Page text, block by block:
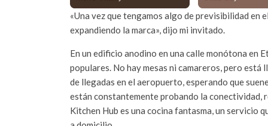
«Una vez que tengamos algo de previsibilidad en
expandiendo la marca», dijo mi invitado.
En un edificio anodino en una calle monótona en
populares. No hay mesas ni camareros, pero
de llegadas en el aeropuerto, esperando que
están constantemente probando la conectividad,
Kitchen Hub es una cocina fantasma, un servicio